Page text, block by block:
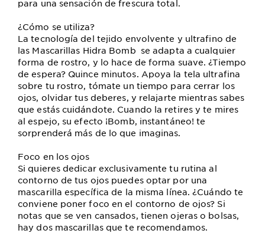
para una sensación de frescura total.
¿Cómo se utiliza?
La tecnología del tejido envolvente y ultrafino de
las Mascarillas Hidra Bomb se adapta a cualquier
forma de rostro, y lo hace de forma suave. ¿Tiempo
de espera? Quince minutos. Apoya la tela ultrafina
sobre tu rostro, tómate un tiempo para cerrar los
ojos, olvidar tus deberes, y relajarte mientras sabes
que estás cuidándote. Cuando la retires y te mires
al espejo, su efecto ¡Bomb, instantáneo! te
sorprenderá más de lo que imaginas.
Foco en los ojos
Si quieres dedicar exclusivamente tu rutina al
contorno de tus ojos puedes optar por una
mascarilla específica de la misma línea. ¿Cuándo te
conviene poner foco en el contorno de ojos? Si
notas que se ven cansados, tienen ojeras o bolsas,
hay dos mascarillas que te recomendamos.